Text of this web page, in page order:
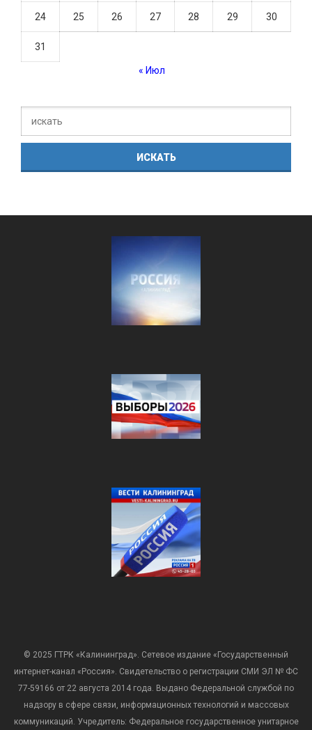
24 25 26 27 28 29 30
31
« Июл
© 2025 ГТРК «Калининград». Сетевое издание «Государственный
интернет-канал «Россия». Свидетельство о регистрации СМИ ЭЛ № ФС
77-59166 от 22 августа 2014 года. Выдано Федеральной службой по
надзору в сфере связи, информационных технологий и массовых
коммуникаций. Учредитель: Федеральное государственное унитарное